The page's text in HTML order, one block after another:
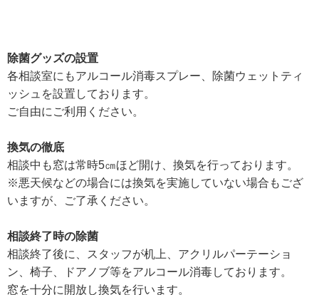
除菌グッズの設置
各相談室にもアルコール消毒スプレー、除菌ウェットティ
ッシュを設置しております。
ご自由にご利用ください。
換気の徹底
相談中も窓は常時5㎝ほど開け、換気を行っております。
※悪天候などの場合には換気を実施していない場合もござ
いますが、ご了承ください。
相談終了時の除菌
相談終了後に、スタッフが机上、アクリルパーテーショ
ン、椅子、ドアノブ等をアルコール消毒しております。
窓を十分に開放し換気を行います。